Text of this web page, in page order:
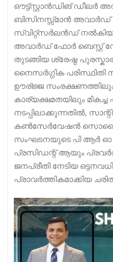
ഔട്ട്‍സ്റ്റാൻഡിങ് ഡീലർ
ബിസിനസ്സ്മാൻ
സ്വിറ്റ്സർലൻഡ്
അവാർഡ് ഫോർ ബെസ്റ്റ്
തുടങ്ങിയ ശ്രേഷ്ഠ
നൈസർഗ്ഗിക പരിസ്ഥിതി
ഊര്ജ്ജ
കാര്യക്ഷമതയിലും
നടപ്പിലാക്കുന്നതിൽ,
കൺസേർവേഷൻ
സംഘടനയുടെ പി ആർ ഓ
പ്രസിഡന്റ് ആയും
ജനപ്രീതി നേടിയ
പ്രാവർത്തികമാക്കിയ